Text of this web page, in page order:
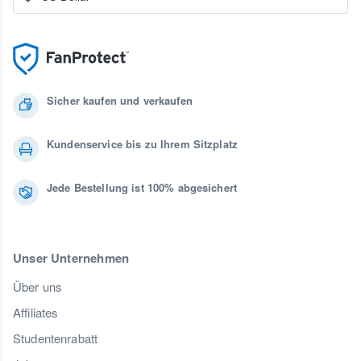
Sicher kaufen und verkaufen
Kundenservice bis zu Ihrem Sitzplatz
Jede Bestellung ist 100% abgesichert
Unser Unternehmen
Über uns
Affiliates
Studentenrabatt